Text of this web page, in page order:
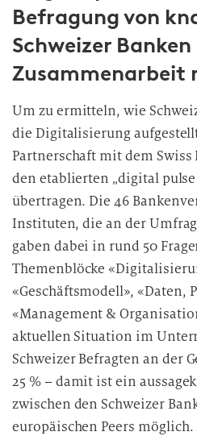
Befragung von
Schweizer Banken
Zusammenarbeit
Um zu ermitteln, wie
die Digitalisierung
Partnerschaft mit dem
den etablierten „digital pulse
übertragen. Die 46
Instituten, die an der
gaben dabei in rund 50
Themenblöcke
«Geschäftsmodell», «Daten,
«Management &
aktuellen Situation im
Schweizer Befragten an der
25 % – damit ist ein
zwischen den Schweizer
europäischen Peers